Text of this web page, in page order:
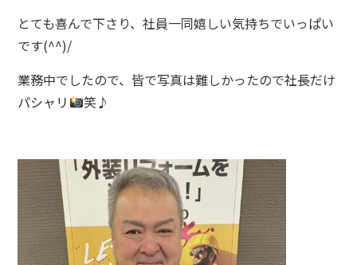
とても喜んで下さり、社員一同嬉しい気持ちでいっぱい
です(^^)/
業務中でしたので、皆で写真は難しかったので社長だけ
パシャリ
笑♪